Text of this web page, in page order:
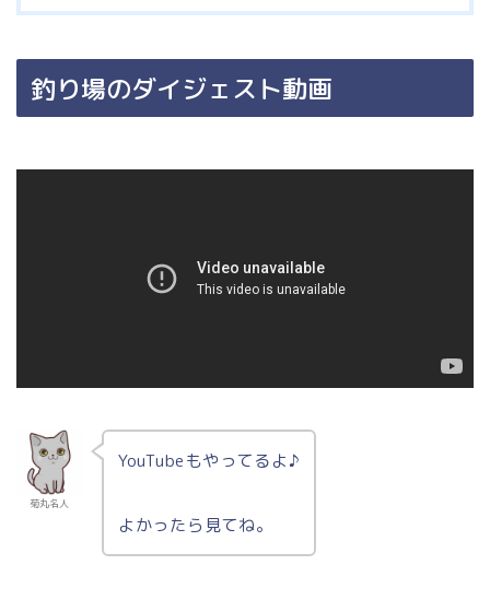
釣り場のダイジェスト動画
菊丸名人
YouTubeもやってるよ♪
よかったら見てね。